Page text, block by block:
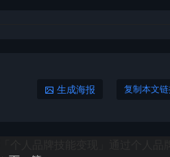
生成海报 复制本文